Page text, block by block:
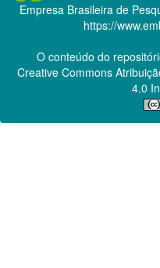
Empresa Brasileira de
https://
O conteúdo do
Creative Commons
4.0